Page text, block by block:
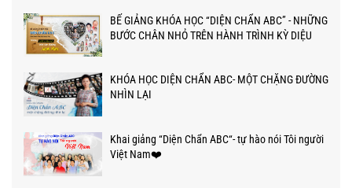
BẾ GIẢNG KHÓA HỌC “DIỆN CHẨN ABC” - NHỮNG
BƯỚC CHÂN NHỎ TRÊN HÀNH TRÌNH KỲ DIỆU
KHÓA HỌC DIỆN CHẨN ABC- MỘT CHẶNG ĐƯỜNG
NHÌN LẠI
Khai giảng “Diện Chẩn ABC“- tự hào nói Tôi người
Việt Nam❤️